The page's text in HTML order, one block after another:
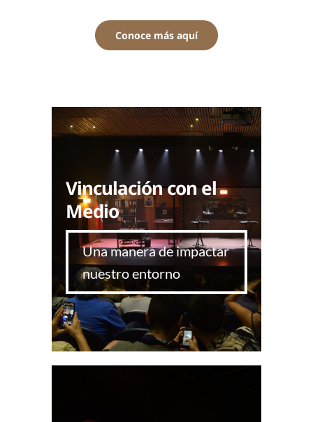
Conoce más aquí
Vinculación con el
Medio
Una manera de impactar
nuestro entorno